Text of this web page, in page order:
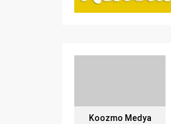
Koozmo Medya